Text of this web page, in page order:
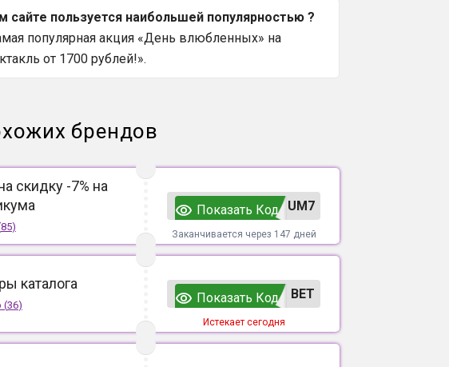
пользуется наибольшей популярностью ?
популярная акция «День влюбленных» на
от 1700 рублей!».
брендов
скидку -7% на
85)
UM7
Показать Код
Заканчивается через 147 дней
каталога
(36)
ВЕТ
Показать Код
Истекает сегодня